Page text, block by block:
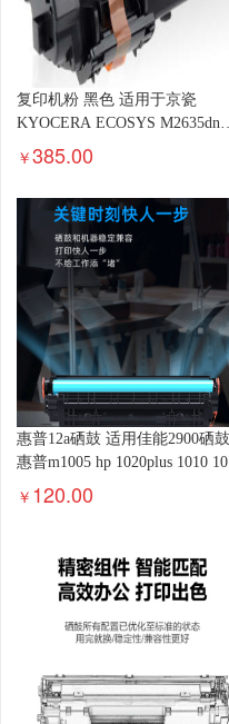
复印机粉 黑色 适用于京瓷
KYOCERA ECOSYS M2635dn
M2135dn复印机 粉盒
￥385.00
惠普12a硒鼓 适用佳能2900硒鼓
惠普m1005 hp 1020plus 1010
m1319mfp lbp3000成像鼓
￥ 120.00